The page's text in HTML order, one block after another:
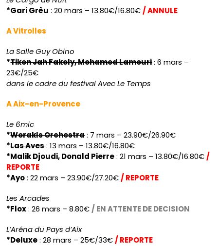
*Gari Grèu : 20 mars – 13.80€/16.80€ / ANNULE
A Vitrolles
La Salle Guy Obino
*Tiken Jah Fakoly, Mohamed Lamouri: 6 mars –
23€/25€
dans le cadre du festival Avec Le Temps
A Aix-en-Provence
Le 6mic
*Worakls Orchestra: 7 mars – 23.90€/26.90€
*Las Aves: 13 mars – 13.80€/16.80€
*Malik Djoudi, Donald Pierre: 21 mars – 13.80€/16.80€ /
REPORTE
*Ayo: 22 mars – 23.90€/27.20€ / REPORTE
Les Arcades
*Flox: 26 mars – 8.80€ / EN ATTENTE DE DECISION
L’Aréna du Pays d’Aix
*Deluxe: 28 mars – 25€/33€ / REPORTE